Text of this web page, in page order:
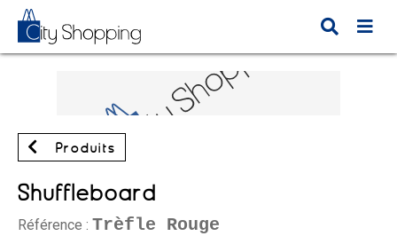
Produits
Shuffleboard
Référence : Trèfle Rouge